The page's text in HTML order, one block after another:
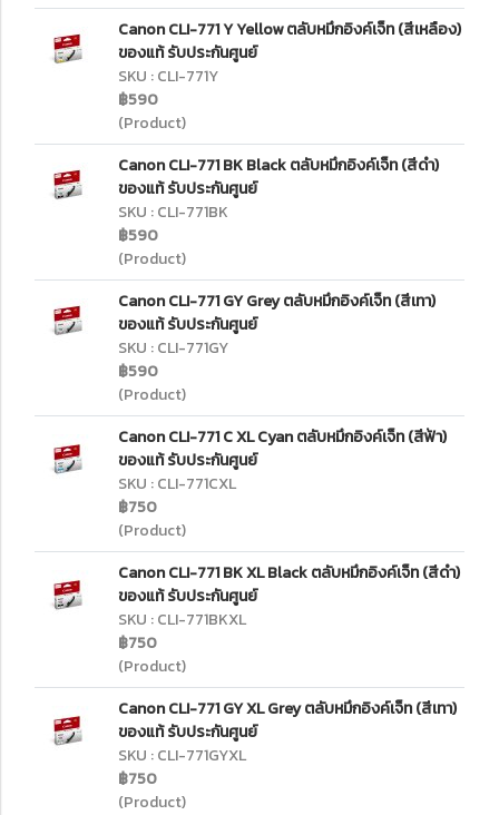
Canon CLI-771 Y Yellow ตลับหมึกอิงค์เจ็ท (สีเหลือง)
ของแท้ รับประกันศูนย์
SKU : CLI-771Y
฿590
(Product)
Canon CLI-771 BK Black ตลับหมึกอิงค์เจ็ท (สีดำ)
ของแท้ รับประกันศูนย์
SKU : CLI-771BK
฿590
(Product)
Canon CLI-771 GY Grey ตลับหมึกอิงค์เจ็ท (สีเทา)
ของแท้ รับประกันศูนย์
SKU : CLI-771GY
฿590
(Product)
Canon CLI-771 C XL Cyan ตลับหมึกอิงค์เจ็ท (สีฟ้า)
ของแท้ รับประกันศูนย์
SKU : CLI-771CXL
฿750
(Product)
Canon CLI-771 BK XL Black ตลับหมึกอิงค์เจ็ท (สีดำ)
ของแท้ รับประกันศูนย์
SKU : CLI-771BKXL
฿750
(Product)
Canon CLI-771 GY XL Grey ตลับหมึกอิงค์เจ็ท (สีเทา)
ของแท้ รับประกันศูนย์
SKU : CLI-771GYXL
฿750
(Product)